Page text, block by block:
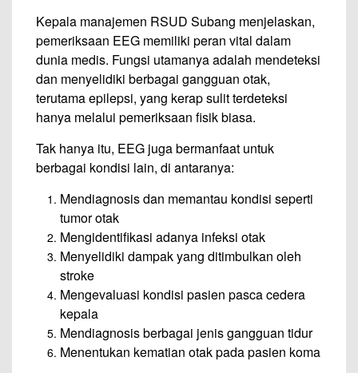
Kepala manajemen RSUD Subang menjelaskan,
pemeriksaan EEG memiliki peran vital dalam
dunia medis. Fungsi utamanya adalah mendeteksi
dan menyelidiki berbagai gangguan otak,
terutama epilepsi, yang kerap sulit terdeteksi
hanya melalui pemeriksaan fisik biasa.
Tak hanya itu, EEG juga bermanfaat untuk
berbagai kondisi lain, di antaranya:
Mendiagnosis dan memantau kondisi seperti
tumor otak
Mengidentifikasi adanya infeksi otak
Menyelidiki dampak yang ditimbulkan oleh
stroke
Mengevaluasi kondisi pasien pasca cedera
kepala
Mendiagnosis berbagai jenis gangguan tidur
Menentukan kematian otak pada pasien koma